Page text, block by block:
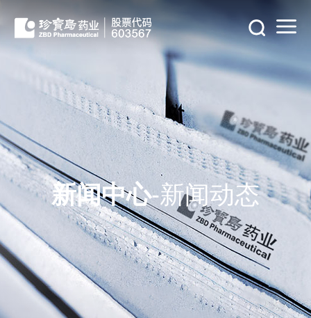
新闻中心-新闻动态